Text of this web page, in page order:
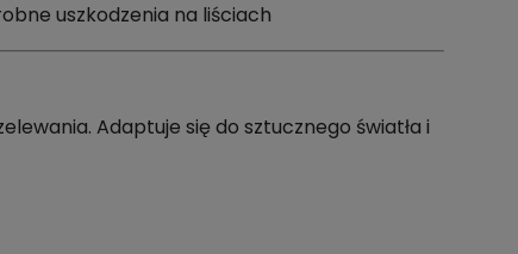
uszkodzenia na liściach
Adaptuje się do sztucznego światła i